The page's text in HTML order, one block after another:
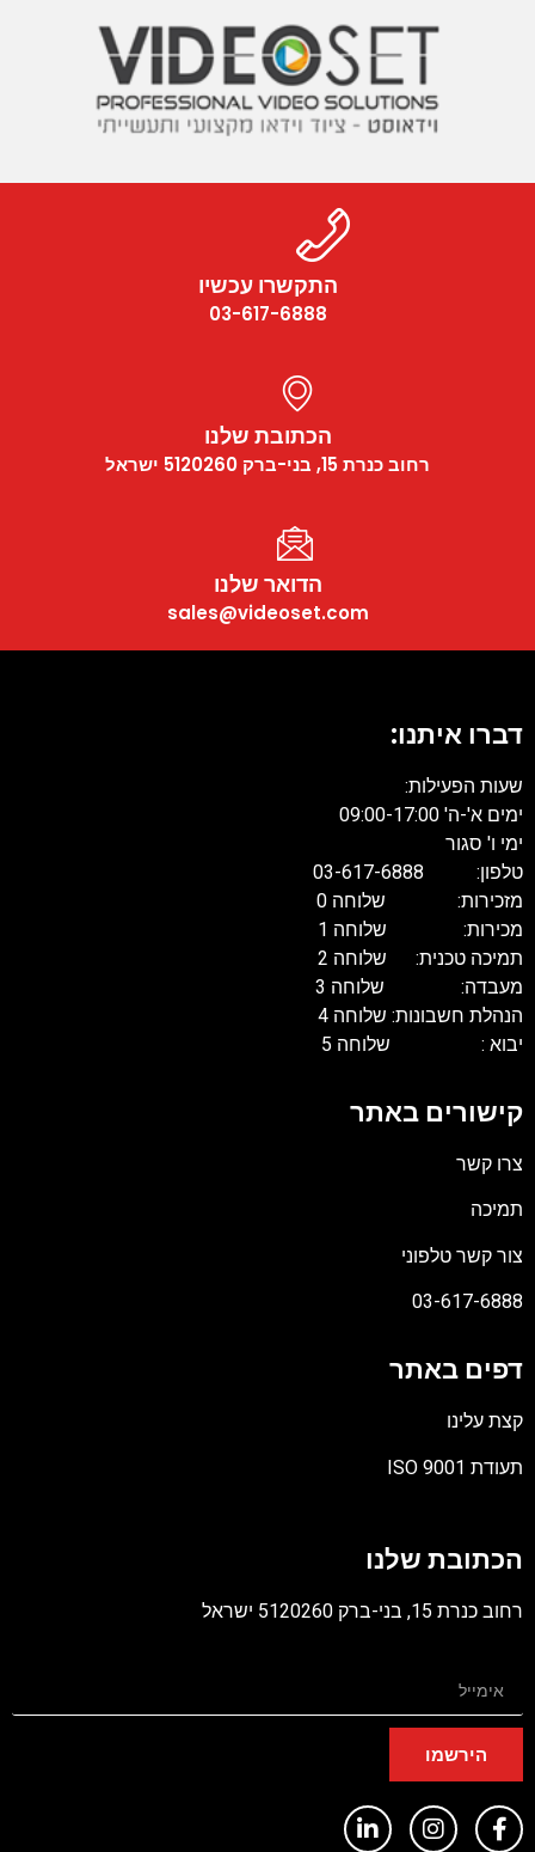
התקשרו עכשיו
03-617-6888
הכתובת שלנו
רחוב כנרת 15, בני-ברק 5120260 ישראל
הדואר שלנו
sales@videoset.com
דברו איתנו:
שעות הפעילות:
ימים א'-ה' 09:00-17:00
ימי ו' סגור
טלפון: 03-617-6888
מזכירות: שלוחה 0
מכירות: שלוחה 1
תמיכה טכנית: שלוחה 2
מעבדה: שלוחה 3
הנהלת חשבונות: שלוחה 4
יבוא : שלוחה 5
קישורים באתר
צרו קשר
תמיכה
צור קשר טלפוני
03-617-6888
דפים באתר
קצת עלינו
תעודת ISO 9001
PDF
הכתובת שלנו
רחוב כנרת 15, בני-ברק 5120260 ישראל
הירשמו